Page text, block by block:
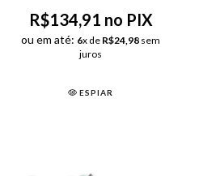
R$134,91 no PIX
ou em até: 6x de R$24,98 sem
juros
ESPIAR